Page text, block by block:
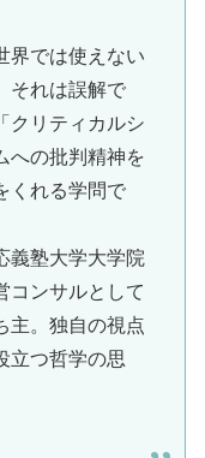
界では使えない
それは誤解で
クリティカルシ
への批判精神を
くれる学問で
義塾大学大学院
コンサルとして
主。独自の視点
立つ哲学の思